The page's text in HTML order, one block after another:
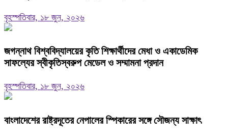
বৃহস্পতিবার, ১৮ জুন, ২০২৬
জগন্নাথ বিশ্ববিদ্যালয়ের কৃতি শিক্ষার্থীদের মেধা ও একাডেমিক
সাফল্যের স্বীকৃতিস্বরুপ মেডেল ও সম্মামনা প্রদান
বৃহস্পতিবার, ১৮ জুন, ২০২৬
বাংলাদেশের রাষ্ট্রদূতের নেপালের স্পিকারের সঙ্গে সৌজন্য সাক্ষাৎ